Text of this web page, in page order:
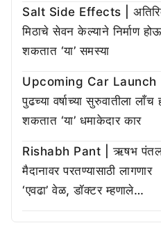
Salt Side Effects |
मिठाचे सेवन केल्याने निर्माण होऊ
शकतात ‘या’ समस्या
Upcoming Car Launch |
पुढच्या वर्षाच्या सुरुवातीला लाँच
शकतात ‘या’ धमाकेदार कार
Rishabh Pant | ऋषभ
मैदानावर परतण्यासाठी लागणार
‘एवढा’ वेळ, डॉक्टर म्हणाले…